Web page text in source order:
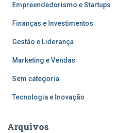
Empreendedorismo e Startups
Finanças e Investimentos
Gestão e Liderança
Marketing e Vendas
Sem categoria
Tecnologia e Inovação
Arquivos